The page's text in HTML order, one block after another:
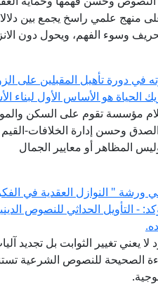
منهج علمي راسخ يجمع بين
وسوء الفهم، ويحول دون
في دورة تأهيل المقبلين على
الحياة هو الأساس الأول لبناء
مؤسسة تقوم على السكن
وحسن إدارة الخلافات-
المظاهر أو معايير الجمال
ورشة " النوازل العقدية في
- التأويل الحداثي للنصوص
لا يعني تغيير الثوابت بل تجديد
الصحيحة للنصوص الشرعية